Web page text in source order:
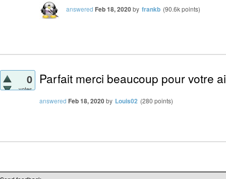
answered Feb 18, 2020by frankb (90.6kpoints)
0
votes
Parfait merci beaucoup pour votre
answered Feb 18, 2020by Louis02 (280 points)